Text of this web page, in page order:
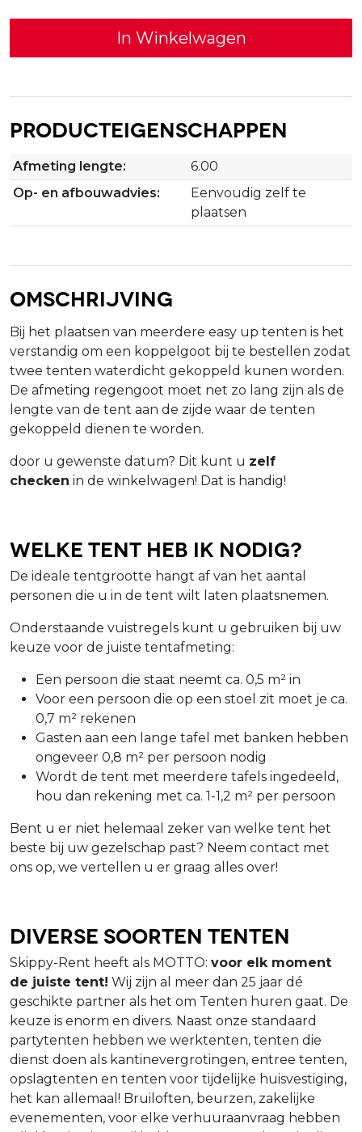
In Winkelwagen
Producteigenschappen
Afmeting lengte:
6.00
Op- en afbouwadvies:
Eenvoudig zelf te
plaatsen
Omschrijving
Bij het plaatsen van meerdere easy up tenten is het
verstandig om een koppelgoot bij te bestellen zodat
twee tenten waterdicht gekoppeld kunen worden.
De afmeting regengoot moet net zo lang zijn als de
lengte van de tent aan de zijde waar de tenten
gekoppeld dienen te worden.
door u gewenste datum? Dit kunt u zelf
checken in de winkelwagen! Dat is handig!
Welke tent heb ik nodig?
De ideale tentgrootte hangt af van het aantal
personen die u in de tent wilt laten plaatsnemen.
Onderstaande vuistregels kunt u gebruiken bij uw
keuze voor de juiste tentafmeting:
Een persoon die staat neemt ca. 0,5 m² in
Voor een persoon die op een stoel zit moet je ca.
0,7 m² rekenen
Gasten aan een lange tafel met banken hebben
ongeveer 0,8 m² per persoon nodig
Wordt de tent met meerdere tafels ingedeeld,
hou dan rekening met ca. 1-1,2 m² per persoon
Bent u er niet helemaal zeker van welke tent het
beste bij uw gezelschap past? Neem contact met
ons op, we vertellen u er graag alles over!
Diverse soorten tenten
Skippy-Rent heeft als MOTTO: voor elk moment
de juiste tent! Wij zijn al meer dan 25 jaar dé
geschikte partner als het om Tenten huren gaat. De
keuze is enorm en divers. Naast onze standaard
partytenten hebben we werktenten, tenten die
dienst doen als kantinevergrotingen, entree tenten,
opslagtenten en tenten voor tijdelijke huisvestiging,
het kan allemaal! Bruiloften, beurzen, zakelijke
evenementen, voor elke verhuuraanvraag hebben